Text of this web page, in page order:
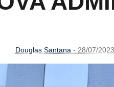
Douglas Santana - 28/07/